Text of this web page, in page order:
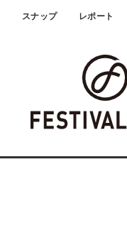
スナップ レポート